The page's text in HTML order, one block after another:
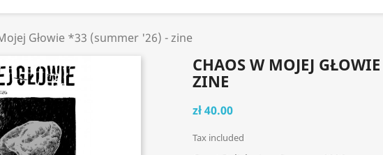
Głowie *33 (summer '26) - zine
CHAOS W MOJEJ
ZINE
zł 40.00
Tax included